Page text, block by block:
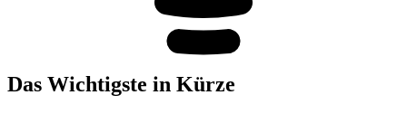
Das Wichtigste in Kürze